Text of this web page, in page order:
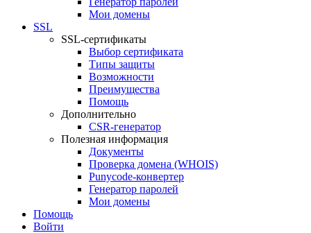
Мои домены
SSL
SSL-сертификаты
Выбор сертификата
Типы защиты
Возможности
Преимущества
Помощь
Дополнительно
CSR-генератор
Полезная информация
Документы
Проверка домена (WHOIS)
Punycode-конвертер
Генератор паролей
Мои домены
Помощь
Войти